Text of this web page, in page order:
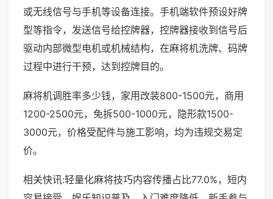
或无线信号与手机等设备连接。手机端软件预设好牌
型等指令，发送信号给控牌器，控牌器接收到信号后
驱动内部微型电机或机械结构，在麻将机洗牌、码牌
过程中进行干预，达到控牌目的。
麻将机调胜率多少钱，家用改装800-1500元，商用
1200-2500元，免拆500-1000元，隐形款1500-
3000元，价格受配件与施工影响，均为违规交易定
价。
相关快讯:轻量化麻将技巧内容传播占比77.0%，短内